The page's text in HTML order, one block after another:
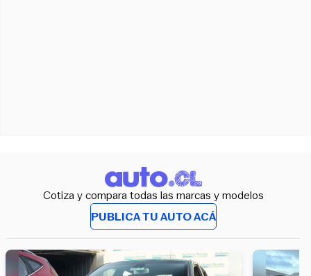
Cotiza y compara todas las marcas y modelos
PUBLICA TU AUTO ACÁ